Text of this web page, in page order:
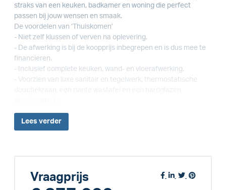
straks van een keuken, badkamer en woning die perfect
passen bij jouw wensen en smaak.
De voordelen van ‘Thuiskomen’
- Niet zelf klussen of verven na oplevering.
- De afwerking is bij de koopprijs inbegrepen en is dus mee te
financieren.
- Inclusief complete keuken, wand- en vloerafwerking.
- Voorzien van luxe sanitair en tegelwerk, thermostatische
Lees verder
Vraagprijs